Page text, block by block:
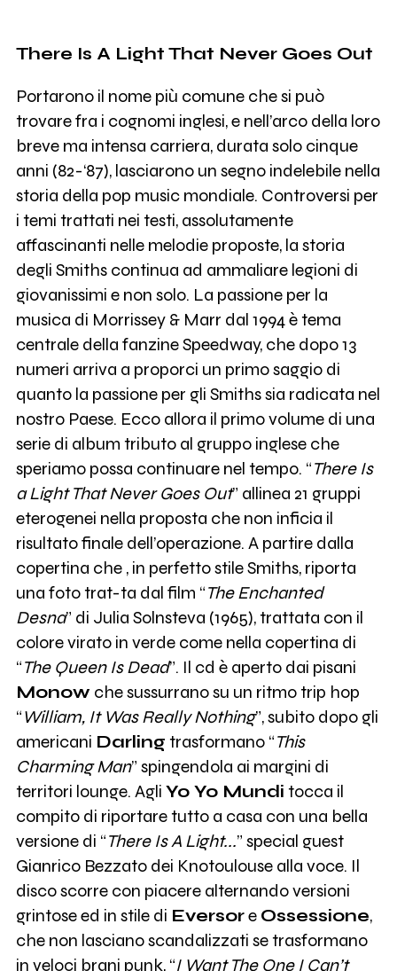
Tangomarziano 0
Tre Allegri Ragazzi Morti 1K
13
Eversor
Age
E102
EtichettaMateriali Sonori 0
There Is A Light That Never Goes Out
Portarono il nome più comune che si può
trovare fra i cognomi inglesi, e nell’arco della loro
breve ma intensa carriera, durata solo cinque
anni (82-‘87), lasciarono un segno indelebile nella
storia della pop music mondiale. Controversi per
i temi trattati nei testi, assolutamente
affascinanti nelle melodie proposte, la storia
degli Smiths continua ad ammaliare legioni di
giovanissimi e non solo. La passione per la
musica di Morrissey & Marr dal 1994 è tema
centrale della fanzine Speedway, che dopo 13
numeri arriva a proporci un primo saggio di
quanto la passione per gli Smiths sia radicata nel
nostro Paese. Ecco allora il primo volume di una
serie di album tributo al gruppo inglese che
speriamo possa continuare nel tempo. “There Is
a Light That Never Goes Out” allinea 21 gruppi
eterogenei nella proposta che non inficia il
risultato finale dell’operazione. A partire dalla
copertina che , in perfetto stile Smiths, riporta
una foto trat-ta dal film “The Enchanted
Desna” di Julia Solnsteva (1965), trattata con il
colore virato in verde come nella copertina di
“The Queen Is Dead”. Il cd è aperto dai pisani
Monow che sussurrano su un ritmo trip hop
“William, It Was Really Nothing”, subito dopo gli
americani Darling trasformano “This
Charming Man” spingendola ai margini di
territori lounge. Agli Yo Yo Mundi tocca il
compito di riportare tutto a casa con una bella
versione di “There Is A Light...” special guest
Gianrico Bezzato dei Knotoulouse alla voce. Il
disco scorre con piacere alternando versioni
grintose ed in stile di Eversore Ossessione,
che non lasciano scandalizzati se trasformano
in veloci brani punk, “I Want The One I Can’t